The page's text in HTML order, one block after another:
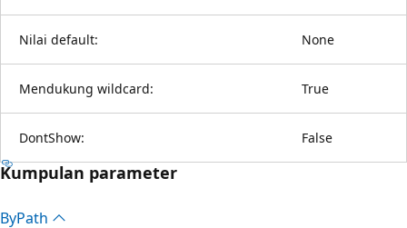
Nilai default: None
Mendukung wildcard: True
DontShow: False
Kumpulan parameter
ByPath